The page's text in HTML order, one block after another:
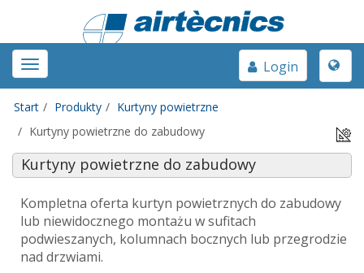
Toggle
navigation
Toggle
Login
Start Produkty
Kurtyny powietrzne
Kurtyny powietrzne do zabudowy
Kurtyny powietrzne do zabudowy
Kompletna oferta kurtyn powietrznych do zabudowy
lub niewidocznego montażu w sufitach
podwieszanych, kolumnach bocznych lub przegrodzie
nad drzwiami.